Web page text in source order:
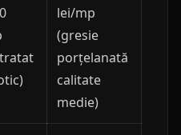
lei/mp
(gresie
porțelanată
calitate
medie)